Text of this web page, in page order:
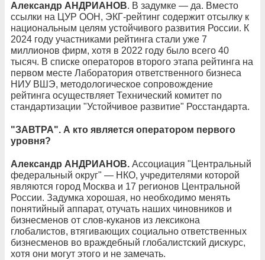
Александр АНДРИАНОВ. В задумке — да. Вместо
ссылки на ЦУР ООН, ЭКГ-рейтинг содержит отсылку к
национальным целям устойчивого развития России. К
2024 году участниками рейтинга стали уже 7
миллионов фирм, хотя в 2022 году было всего 40
тысяч. В списке операторов второго этапа рейтинга на
первом месте Лаборатория ответственного бизнеса
НИУ ВШЭ, методологическое сопровождение
рейтинга осуществляет Технический комитет по
стандартизации "Устойчивое развитие" Росстандарта.
"ЗАВТРА". А кто является оператором первого
уровня?
Александр АНДРИАНОВ. Ассоциация "Центральный
федеральный округ" — НКО, учредителями которой
являются город Москва и 17 регионов Центральной
России. Задумка хорошая, но необходимо менять
понятийный аппарат, отучать наших чиновников и
бизнесменов от слов-куканов из лексикона
глобалистов, втягивающих социально ответственных
бизнесменов во враждебный глобалистский дискурс,
хотя они могут этого и не замечать.